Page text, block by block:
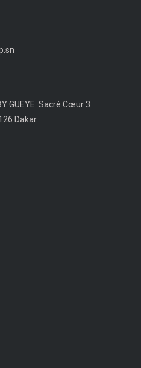
GUEYE: Sacré Cœur 3
Dakar